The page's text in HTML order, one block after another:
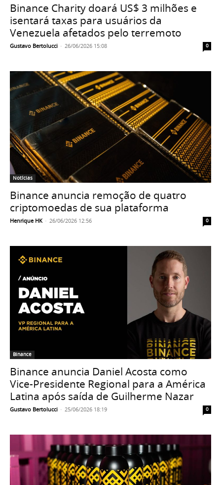
Binance Charity doará US$ 3 milhões e
isentará taxas para usuários da
Venezuela afetados pelo terremoto
Gustavo Bertolucci - 26/06/2026 15:08 0
Notícias
Binance anuncia remoção de quatro
criptomoedas de sua plataforma
Henrique HK - 26/06/2026 12:56 0
Binance
Binance anuncia Daniel Acosta como
Vice-Presidente Regional para a América
Latina após saída de Guilherme Nazar
Gustavo Bertolucci - 25/06/2026 18:19 0